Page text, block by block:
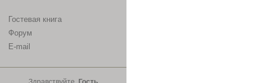
Гостевая книга
Форум
E-mail